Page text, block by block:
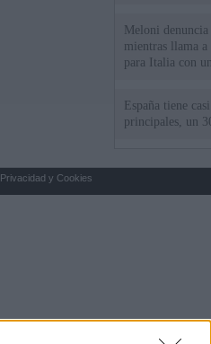
Meloni
mientras llama
para Italia con
España tiene
principales, un
Privacidad y Cookies